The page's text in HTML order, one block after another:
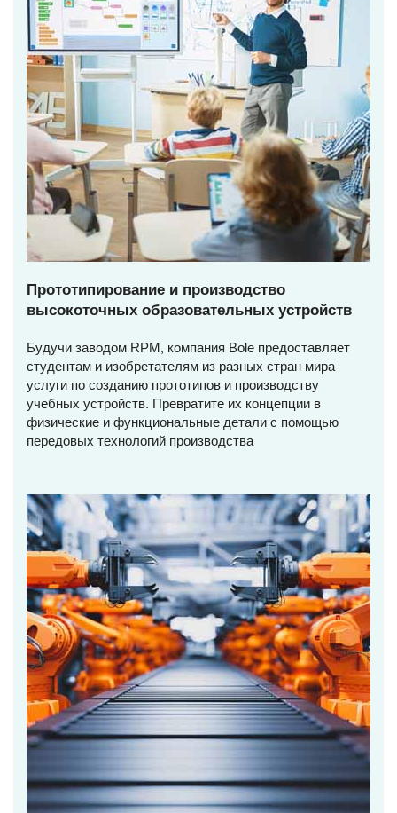
Прототипирование и производство
высокоточных образовательных устройств
Будучи заводом RPM, компания Bole предоставляет
студентам и изобретателям из разных стран мира
услуги по созданию прототипов и производству
учебных устройств. Превратите их концепции в
физические и функциональные детали с помощью
передовых технологий производства